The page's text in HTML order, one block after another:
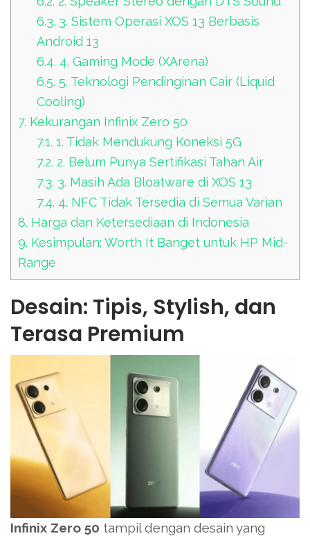
6.3. 3. Sistem Operasi XOS 13 Berbasis
Android 13
6.4. 4. Gaming Mode (XArena)
6.5. 5. Teknologi Pendinginan Cair (Liquid
Cooling)
7. Kekurangan Infinix Zero 50
7.1. 1. Tidak Mendukung Koneksi 5G
7.2. 2. Belum Punya Sertifikasi Tahan Air
7.3. 3. Masih Ada Bloatware di XOS 13
7.4. 4. NFC Tidak Tersedia di Semua Varian
8. Harga dan Ketersediaan di Indonesia
9. Kesimpulan: Worth It Banget untuk HP Mid-
Range
Desain: Tipis, Stylish, dan
Terasa Premium
Infinix Zero 50 tampil dengan desain yang